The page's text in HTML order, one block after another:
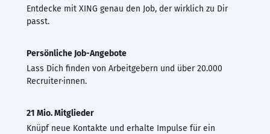
Entdecke mit XING genau den Job, der wirklich zu Dir
passt.
Persönliche Job-Angebote
Lass Dich finden von Arbeitgebern und über 20.000
Recruiter·innen.
21 Mio. Mitglieder
Knüpf neue Kontakte und erhalte Impulse für ein